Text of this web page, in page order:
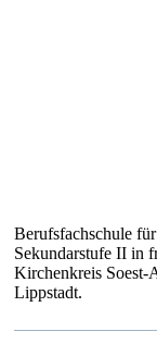
Berufsfachschule
Sekundarstufe II in
Kirchenkreis Soest-
Lippstadt.